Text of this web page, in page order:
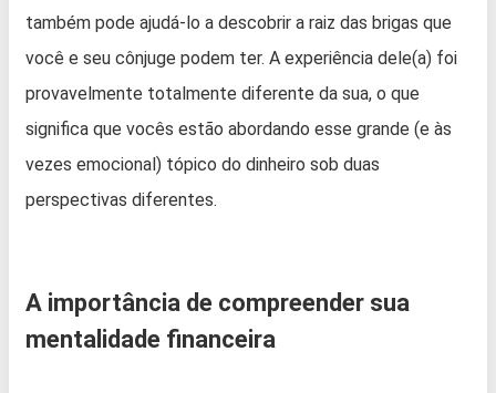
também pode ajudá-lo a descobrir a raiz das brigas que
você e seu cônjuge podem ter. A experiência dele(a) foi
provavelmente totalmente diferente da sua, o que
significa que vocês estão abordando esse grande (e às
vezes emocional) tópico do dinheiro sob duas
perspectivas diferentes.
A importância de compreender sua
mentalidade financeira